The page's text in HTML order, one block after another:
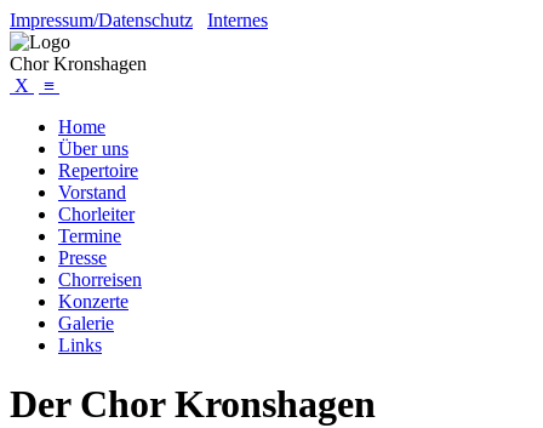
Impressum/Datenschutz Internes
Chor Kronshagen
X
≡
Home
Über uns
Repertoire
Vorstand
Chorleiter
Termine
Presse
Chorreisen
Konzerte
Galerie
Links
Der Chor Kronshagen